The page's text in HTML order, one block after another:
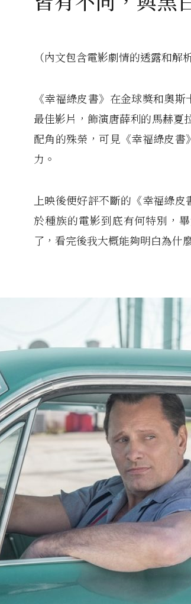
（內文包含電影劇情的透露和解
《幸福綠皮書》在金球獎和奧
最佳影片，飾演唐薛利的馬赫
配角的殊榮，可見《幸福綠皮
力。
上映後便好評不斷的《幸福綠
於種族的電影到底有何特別，
了，看完後我大概能夠明白為什